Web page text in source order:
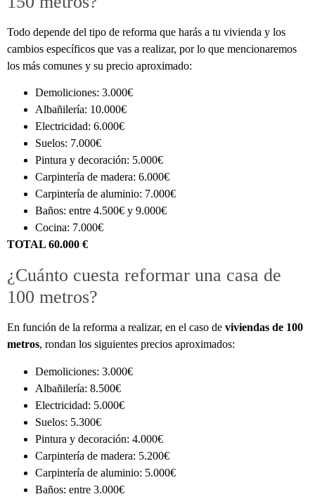
Todo depende del tipo de reforma que harás a tu vivienda y los
cambios específicos que vas a realizar, por lo que mencionaremos
los más comunes y su precio aproximado:
Demoliciones: 3.000€
Albañilería: 10.000€
Electricidad: 6.000€
Suelos: 7.000€
Pintura y decoración: 5.000€
Carpintería de madera: 6.000€
Carpintería de aluminio: 7.000€
Baños: entre 4.500€ y 9.000€
Cocina: 7.000€
TOTAL 60.000 €
¿Cuánto cuesta reformar una casa de
100 metros?
En función de la reforma a realizar, en el caso de viviendas de 100
metros, rondan los siguientes precios aproximados:
Demoliciones: 3.000€
Albañilería: 8.500€
Electricidad: 5.000€
Suelos: 5.300€
Pintura y decoración: 4.000€
Carpintería de madera: 5.200€
Carpintería de aluminio: 5.000€
Baños: entre 3.000€